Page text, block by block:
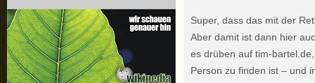
Super, dass das mit der
Aber damit ist dann hier
es drüben auf tim-
Person zu finden ist – und